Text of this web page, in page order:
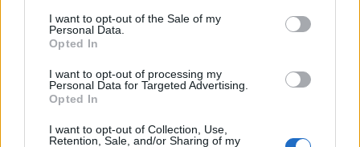
I want to opt-out of the Sale of my
Personal Data.
Opted In
I want to opt-out of processing my
Personal Data for Targeted Advertising.
Opted In
I want to opt-out of Collection, Use,
Retention, Sale, and/or Sharing of my
Mercedes AMG GT Coupé